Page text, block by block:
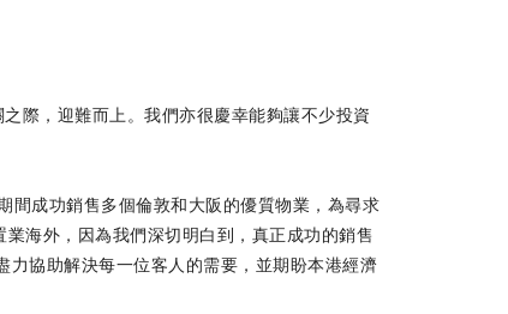
際，迎難而上。我們亦很慶幸能夠讓不少投資
間成功銷售多個倫敦和大阪的優質物業，為尋求
海外，因為我們深切明白到，真正成功的銷售
力協助解決每一位客人的需要，並期盼本港經濟